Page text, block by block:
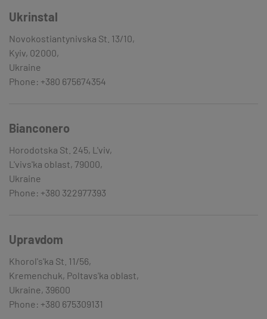
Ukrinstal
Novokostiantynivska St. 13/10,
Kyiv, 02000,
Ukraine
Phone: +380 675674354
Bianconero
Horodotska St. 245, L'viv,
L'vivs'ka oblast, 79000,
Ukraine
Phone: +380 322977393
Upravdom
Khorol's'ka St. 11/56,
Kremenchuk, Poltavs'ka oblast,
Ukraine, 39600
Phone: +380 675309131